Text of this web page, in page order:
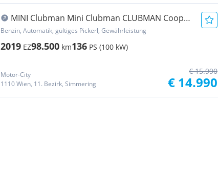
MINI Clubman Mini Clubman CLUBMAN Cooper
1.5 Cooper (EURO 6d...
Benzin, Automatik, gültiges Pickerl, Gewährleistung
2019 EZ98.500 km136 PS (100 kW)
Motor-City
1110 Wien, 11. Bezirk, Simmering
€ 15.990
€ 14.990